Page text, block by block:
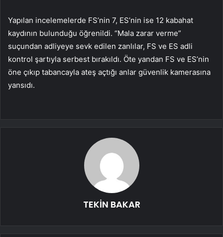
Yapılan incelemelerde FS’nin 7, ES’nin ise 12 kabahat
kaydının bulunduğu öğrenildi. “Mala zarar verme”
suçundan adliyeye sevk edilen zanlılar, FS ve ES adli
kontrol şartıyla serbest bırakıldı. Öte yandan FS ve ES’nin
öne çıkıp tabancayla ateş açtığı anlar güvenlik kamerasına
yansıdı.
TEKİN BAKAR